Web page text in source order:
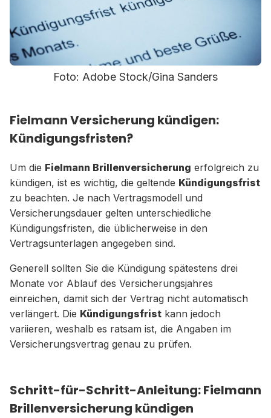
Foto: Adobe Stock/Gina Sanders
Fielmann Versicherung kündigen:
Kündigungsfristen?
Um die Fielmann Brillenversicherung erfolgreich zu
kündigen, ist es wichtig, die geltende Kündigungsfrist
zu beachten. Je nach Vertragsmodell und
Versicherungsdauer gelten unterschiedliche
Kündigungsfristen, die üblicherweise in den
Vertragsunterlagen angegeben sind.
Generell sollten Sie die Kündigung spätestens drei
Monate vor Ablauf des Versicherungsjahres
einreichen, damit sich der Vertrag nicht automatisch
verlängert. Die Kündigungsfrist kann jedoch
variieren, weshalb es ratsam ist, die Angaben im
Versicherungsvertrag genau zu prüfen.
Schritt-für-Schritt-Anleitung: Fielmann
Brillenversicherung kündigen